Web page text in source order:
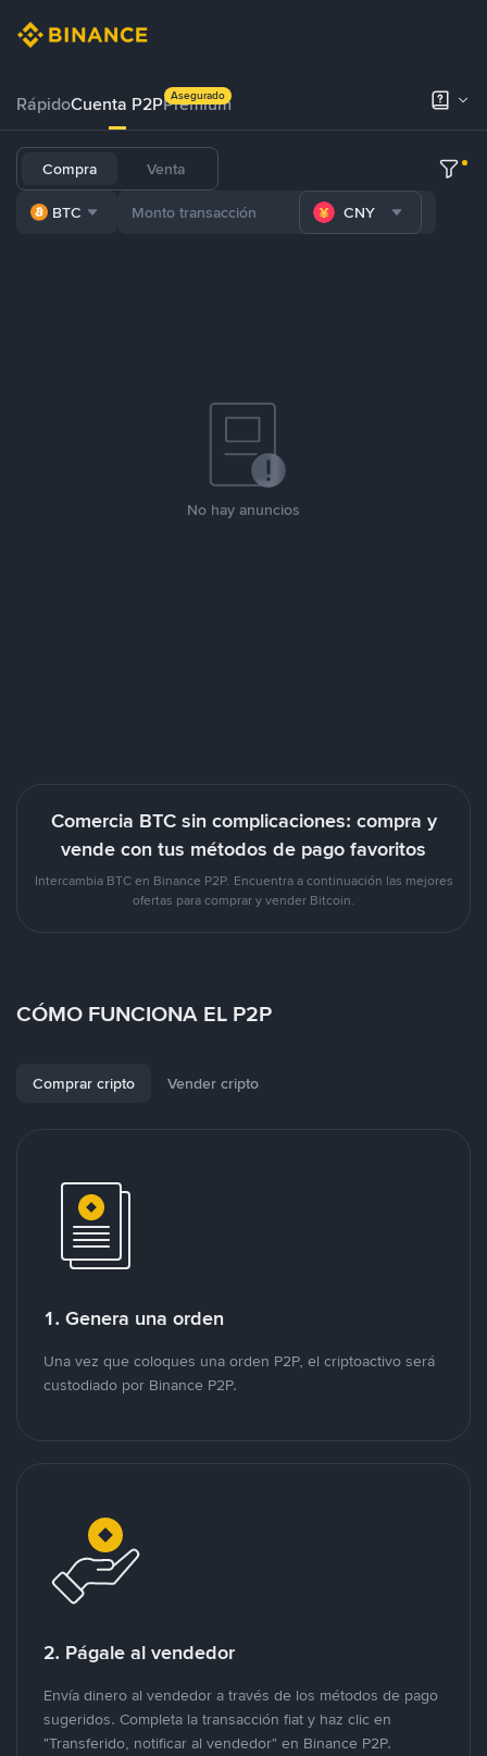
RápidoCuenta P2PPrémium
Asegurado
Compra Venta
BTC CNY
No hay anuncios
Comercia BTC sin complicaciones: compra y
vende con tus métodos de pago favoritos
Intercambia BTC en Binance P2P. Encuentra a continuación las mejores
ofertas para comprar y vender Bitcoin.
CÓMO FUNCIONA EL P2P
Comprar cripto Vender cripto
1. Genera una orden
Una vez que coloques una orden P2P, el criptoactivo será
custodiado por Binance P2P.
2. Págale al vendedor
Envía dinero al vendedor a través de los métodos de pago
sugeridos. Completa la transacción fiat y haz clic en
"Transferido, notificar al vendedor" en Binance P2P.